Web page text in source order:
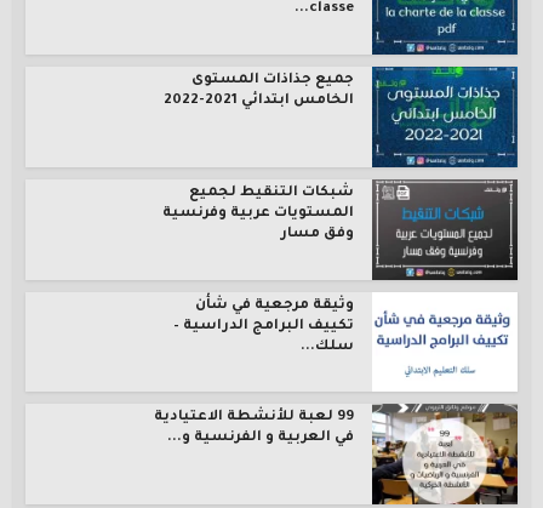
classe...
جميع جذاذات المستوى
الخامس ابتدائي 2021-2022
شبكات التنقيط لجميع
المستويات عربية وفرنسية
وفق مسار
وثيقة مرجعية في شأن
تكييف البرامج الدراسية –
سلك...
99 لعبة للأنشطة الاعتيادية
في العربية و الفرنسية و...